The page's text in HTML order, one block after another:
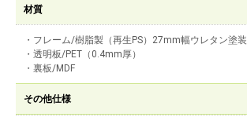
材質
・フレーム/樹脂製（再生PS）27mm幅ウレタン塗装
・透明板/PET（0.4mm厚）
・裏板/MDF
その他仕様